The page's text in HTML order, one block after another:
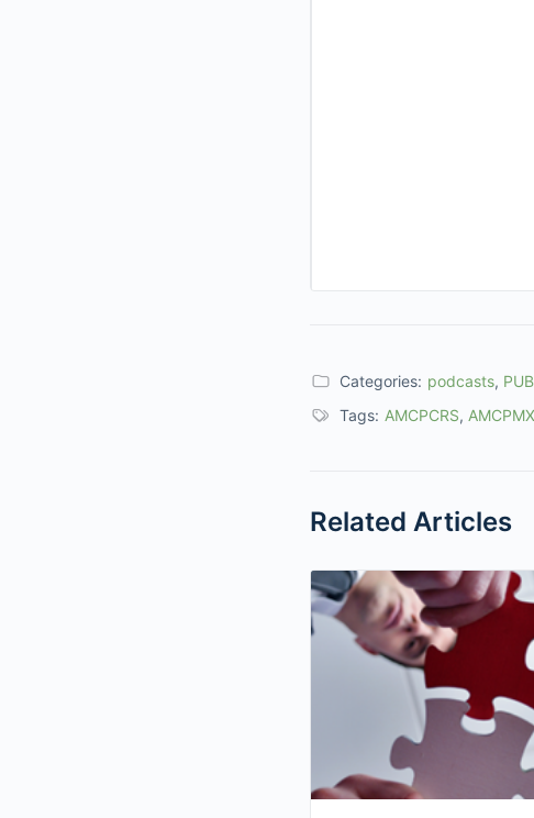
Categories: podcasts,
Tags: AMCPCRS, AMCPMX
Related Articles